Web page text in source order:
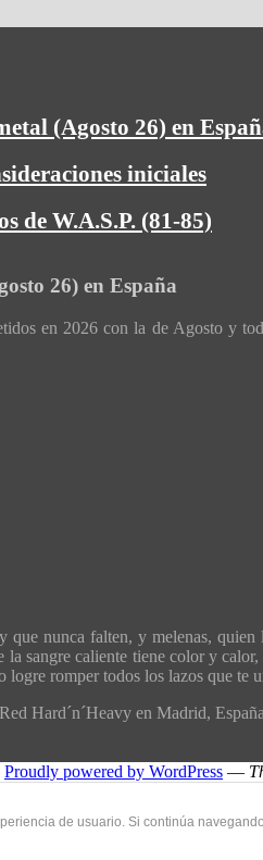
(Agosto 26) en
iniciales
de W.A.S.P. (81-85)
26) en España
en 2026 con la de Agosto y
nunca falten, y melenas,
sangre caliente tiene color y
romper todos los lazos que te
Hard´n´Heavy en Madrid,
Proudly powered by WordPress —
de usuario. Si continúa